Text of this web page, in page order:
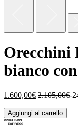
Orecchini
bianco
1.600,00€ 2.105,00€-
Aggiungi al carrello